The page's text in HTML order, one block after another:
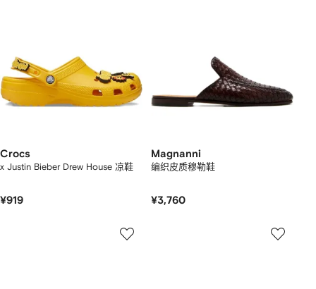
Crocs
x Justin Bieber Drew House 凉鞋
¥919
Magnanni
编织皮质穆勒鞋
¥3,760